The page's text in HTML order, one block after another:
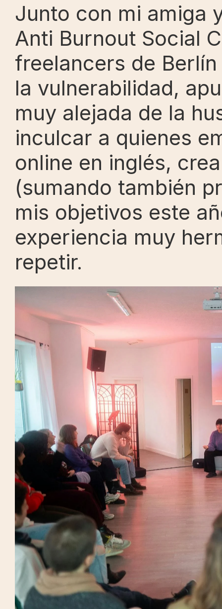
Junto con mi amiga
Anti Burnout Social
freelancers de
la vulnerabilidad,
muy alejada de la
inculcar a quienes
online en inglés,
(sumando también
mis objetivos este
experiencia muy
repetir.